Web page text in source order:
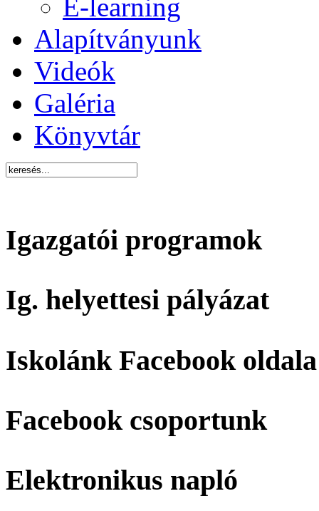
E-learning
Alapítványunk
Videók
Galéria
Könyvtár
Igazgatói programok
Ig. helyettesi pályázat
Iskolánk Facebook oldala
Facebook csoportunk
Elektronikus napló